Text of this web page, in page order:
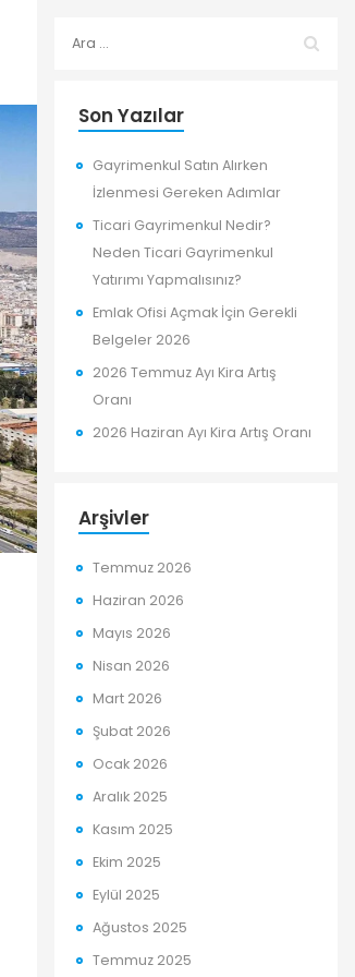
Son Yazılar
Gayrimenkul Satın Alırken
İzlenmesi Gereken Adımlar
Ticari Gayrimenkul Nedir?
Neden Ticari Gayrimenkul
Yatırımı Yapmalısınız?
Emlak Ofisi Açmak İçin Gerekli
Belgeler 2026
2026 Temmuz Ayı Kira Artış
Oranı
2026 Haziran Ayı Kira Artış Oranı
Arşivler
Temmuz 2026
Haziran 2026
Mayıs 2026
Nisan 2026
Mart 2026
Şubat 2026
Ocak 2026
Aralık 2025
Kasım 2025
Ekim 2025
Eylül 2025
Ağustos 2025
Temmuz 2025